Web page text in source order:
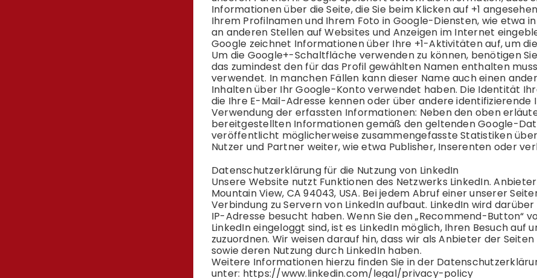
Informationen über die Seite, die Sie beim Klicken auf +1
Ihrem Profilnamen und Ihrem Foto in Google-Diensten, wie etwa
an anderen Stellen auf Websites und Anzeigen im Internet
Google zeichnet Informationen über Ihre +1-Aktivitäten auf, um
Um die Google+-Schaltfläche verwenden zu können, benötigen
das zumindest den für das Profil gewählten Namen enthalten
verwendet. In manchen Fällen kann dieser Name auch einen
Inhalten über Ihr Google-Konto verwendet haben. Die Identität
die Ihre E-Mail-Adresse kennen oder über andere
Verwendung der erfassten Informationen: Neben den oben
bereitgestellten Informationen gemäß den geltenden Google-
veröffentlicht möglicherweise zusammengefasste Statistiken
Nutzer und Partner weiter, wie etwa Publisher, Inserenten oder
Datenschutzerklärung für die Nutzung von LinkedIn
Unsere Website nutzt Funktionen des Netzwerks LinkedIn.
Mountain View, CA 94043, USA. Bei jedem Abruf einer unserer
Verbindung zu Servern von LinkedIn aufbaut. LinkedIn wird
IP-Adresse besucht haben. Wenn Sie den „Recommend-Button“
LinkedIn eingeloggt sind, ist es LinkedIn möglich, Ihren Besuch
zuzuordnen. Wir weisen darauf hin, dass wir als Anbieter der
sowie deren Nutzung durch LinkedIn haben.
Weitere Informationen hierzu finden Sie in der Datenschutz
unter: https://www.linkedin.com/legal/privacy-policy